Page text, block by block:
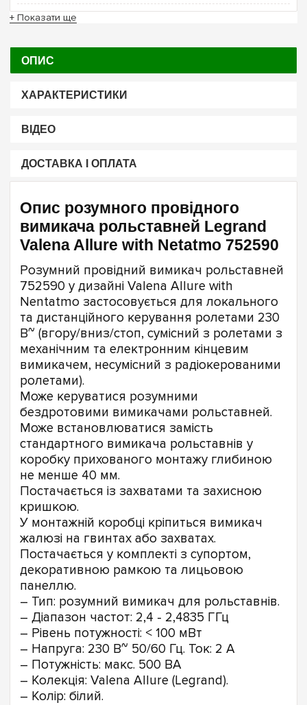
+ Показати ще
ОПИС
ХАРАКТЕРИСТИКИ
ВІДЕО
ДОСТАВКА І ОПЛАТА
Опис розумного провідного
вимикача рольставней Legrand
Valena Allure with Netatmo 752590
Розумний провідний вимикач рольставней
752590 у дизайні Valena Allure with
Nentatmo застосовується для локального
та дистанційного керування ролетами 230
В~ (вгору/вниз/стоп, сумісний з ролетами з
механічним та електронним кінцевим
вимикачем, несумісний з радіокерованими
ролетами).
Може керуватися розумними
бездротовими вимикачами рольставней.
Може встановлюватися замість
стандартного вимикача рольставнів у
коробку прихованого монтажу глибиною
не менше 40 мм.
Постачається із захватами та захисною
кришкою.
У монтажній коробці кріпиться вимикач
жалюзі на гвинтах або захватах.
Постачається у комплекті з супортом,
декоративною рамкою та лицьовою
панеллю.
– Тип: розумний вимикач для рольставнів.
– Діапазон частот: 2,4 - 2,4835 ГГц
– Рівень потужності: < 100 мВт
– Напруга: 230 В~ 50/60 Гц. Ток: 2 A
– Потужність: макс. 500 ВА
– Колекція: Valena Allure (Legrand).
– Колір: білий.